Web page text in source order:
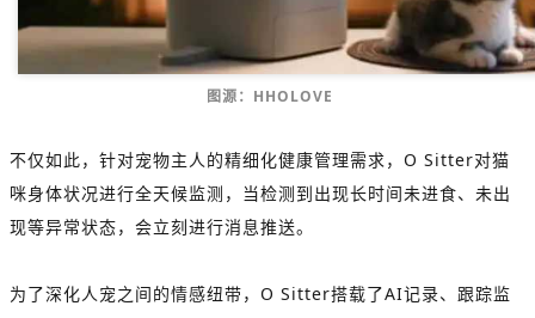
图源：HHOLOVE
不仅如此，针对宠物主人的精细化健康管理需求，O Sitter对猫
咪身体状况进行全天候监测，当检测到出现长时间未进食、未出
现等异常状态，会立刻进行消息推送。
为了深化人宠之间的情感纽带，O Sitter搭载了AI记录、跟踪监